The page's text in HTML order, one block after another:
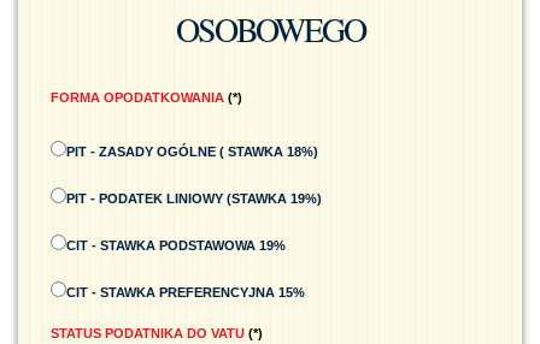
OSOBOWEGO
FORMA OPODATKOWANIA *
PIT - ZASADY OGÓLNE ( STAWKA 18%)
PIT - PODATEK LINIOWY (STAWKA 19%)
CIT - STAWKA PODSTAWOWA 19%
CIT - STAWKA PREFERENCYJNA 15%
STATUS PODATNIKA DO VATU *